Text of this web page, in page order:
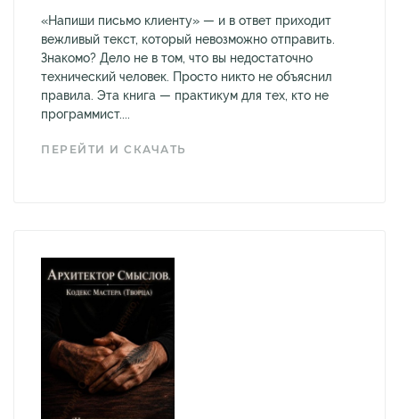
«Напиши письмо клиенту» — и в ответ приходит
вежливый текст, который невозможно отправить.
Знакомо? Дело не в том, что вы недостаточно
технический человек. Просто никто не объяснил
правила. Эта книга — практикум для тех, кто не
программист....
ПЕРЕЙТИ И СКАЧАТЬ